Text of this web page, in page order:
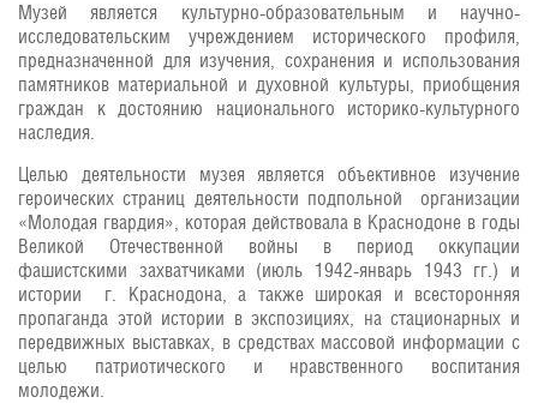
Музей является культурно-образовательным и научно-
исследовательским учреждением исторического профиля,
предназначенной для изучения, сохранения и использования
памятников материальной и духовной культуры, приобщения
граждан к достоянию национального историко-культурного
наследия.
Целью деятельности музея является объективное изучение
героических страниц деятельности подпольной организации
«Молодая гвардия», которая действовала в Краснодоне в годы
Великой Отечественной войны в период оккупации
фашистскими захватчиками (июль 1942-январь 1943 гг.) и
истории г. Краснодона, а также широкая и всесторонняя
пропаганда этой истории в экспозициях, на стационарных и
передвижных выставках, в средствах массовой информации с
целью патриотического и нравственного воспитания
молодежи.